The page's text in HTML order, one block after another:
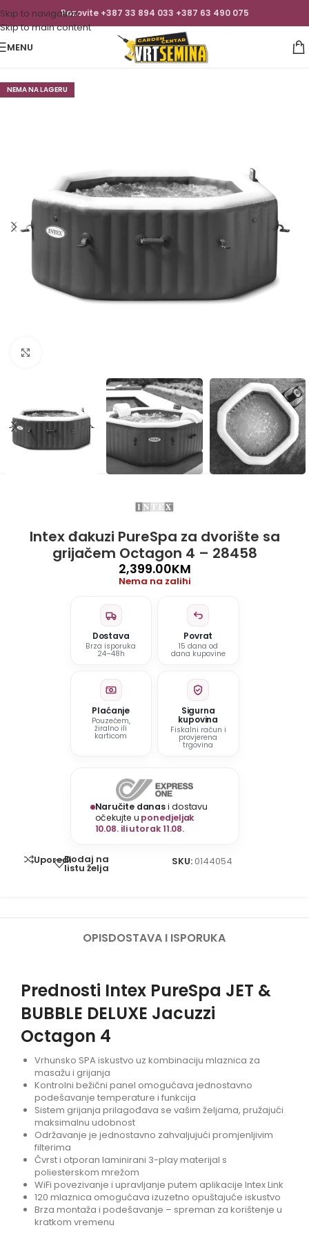
Skip to navigation
Skip to main content
Pozovite +387 33 894 033 +387 63 490 075
MENU
NEMA NA LAGERU
Intex đakuzi PureSpa za dvorište sa
grijačem Octagon 4 – 28458
2,399.00KM
Nema na zalihi
Dostava
Brza isporuka
24–48h
Povrat
15 dana od
dana kupovine
Plaćanje
Pouzećem,
žiralno ili
karticom
Sigurna
kupovina
Fiskalni račun i
provjerena
trgovina
Naručite danasi dostavu
očekujte u ponedjeljak
10.08. ili utorak 11.08.
UporediDodaj na
listu želja
SKU: 0144054
OPISDOSTAVA I ISPORUKA
Prednosti Intex PureSpa JET &
BUBBLE DELUXE Jacuzzi
Octagon 4
Vrhunsko SPA iskustvo uz kombinaciju mlaznica za
masažu i grijanja
Kontrolni bežični panel omogućava jednostavno
podešavanje temperature i funkcija
Sistem grijanja prilagođava se vašim željama, pružajući
maksimalnu udobnost
Održavanje je jednostavno zahvaljujući promjenljivim
filterima
Čvrst i otporan laminirani 3-play materijal s
poliesterskom mrežom
WiFi povezivanje i upravljanje putem aplikacije Intex Link
120 mlaznica omogućava izuzetno opuštajuće iskustvo
Brza montaža i podešavanje – spreman za korištenje u
kratkom vremenu